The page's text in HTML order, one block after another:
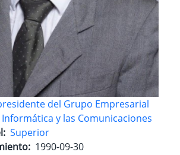
del Grupo Empresarial
Informática y las Comunicaciones
Superior
1990-09-30